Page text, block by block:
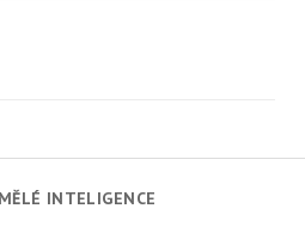
INTELIGENCE